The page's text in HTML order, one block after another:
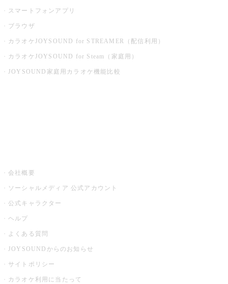
スマートフォンアプリ
ブラウザ
カラオケJOYSOUND for STREAMER（配信利用）
カラオケJOYSOUND for Steam（家庭用）
JOYSOUND家庭用カラオケ機能比較
会社概要
ソーシャルメディア 公式アカウント
公式キャラクター
ヘルプ
よくある質問
JOYSOUNDからのお知らせ
サイトポリシー
カラオケ利用に当たって